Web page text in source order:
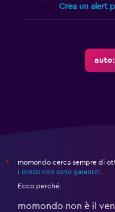
Crea un alert
*
momondo cerca sempre di
i prezzi non sono garantiti.
Ecco perché:
momondo non è il